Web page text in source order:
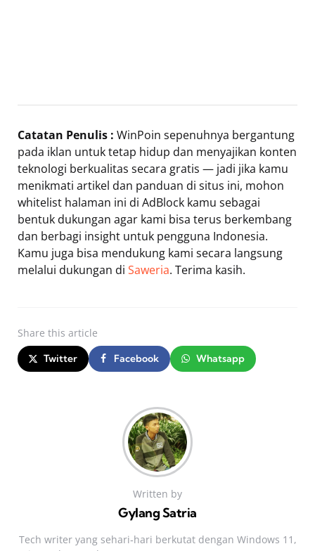
Catatan Penulis : WinPoin sepenuhnya bergantung
pada iklan untuk tetap hidup dan menyajikan konten
teknologi berkualitas secara gratis — jadi jika kamu
menikmati artikel dan panduan di situs ini, mohon
whitelist halaman ini di AdBlock kamu sebagai
bentuk dukungan agar kami bisa terus berkembang
dan berbagi insight untuk pengguna Indonesia.
Kamu juga bisa mendukung kami secara langsung
melalui dukungan di Saweria. Terima kasih.
Share this article
Twitter Facebook Whatsapp
Written by
Gylang Satria
Tech writer yang sehari‑hari berkutat dengan Windows 11,